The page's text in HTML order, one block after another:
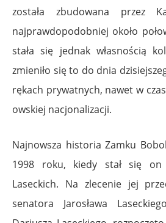
została zbudowana przez
najprawdopodobniej około
stała się jednak własnością
zmieniło się to do dnia
rękach prywatnych, nawet w
owskiej nacjonalizacji.
Najnowsza historia Zamku
1998 roku, kiedy stał się on
Laseckich. Na zlecenie jej
senatora Jarosława